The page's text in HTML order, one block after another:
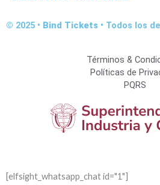
© 2025 • Bind Tickets • Todos los
Términos &
Políticas de
PQRS
[elfsight_whatsapp_chat id="1"]